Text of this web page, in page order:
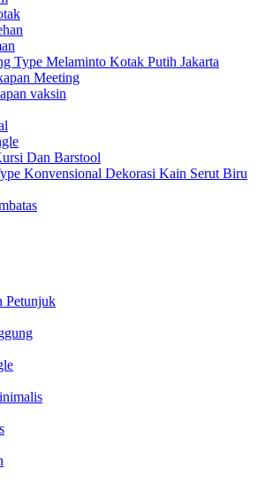
Type Melaminto Kotak Putih Jakarta
Meeting
vaksin
Dan Barstool
Konvensional Dekorasi Kain Serut Biru
Petunjuk